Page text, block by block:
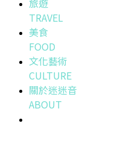
旅遊
TRAVEL
美食
FOOD
文化藝術
CULTURE
關於迷迷音
ABOUT